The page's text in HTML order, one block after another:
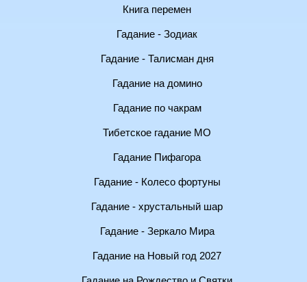
Книга перемен
Гадание - Зодиак
Гадание - Талисман дня
Гадание на домино
Гадание по чакрам
Тибетское гадание МО
Гадание Пифагора
Гадание - Колесо фортуны
Гадание - хрустальный шар
Гадание - Зеркало Мира
Гадание на Новый год 2027